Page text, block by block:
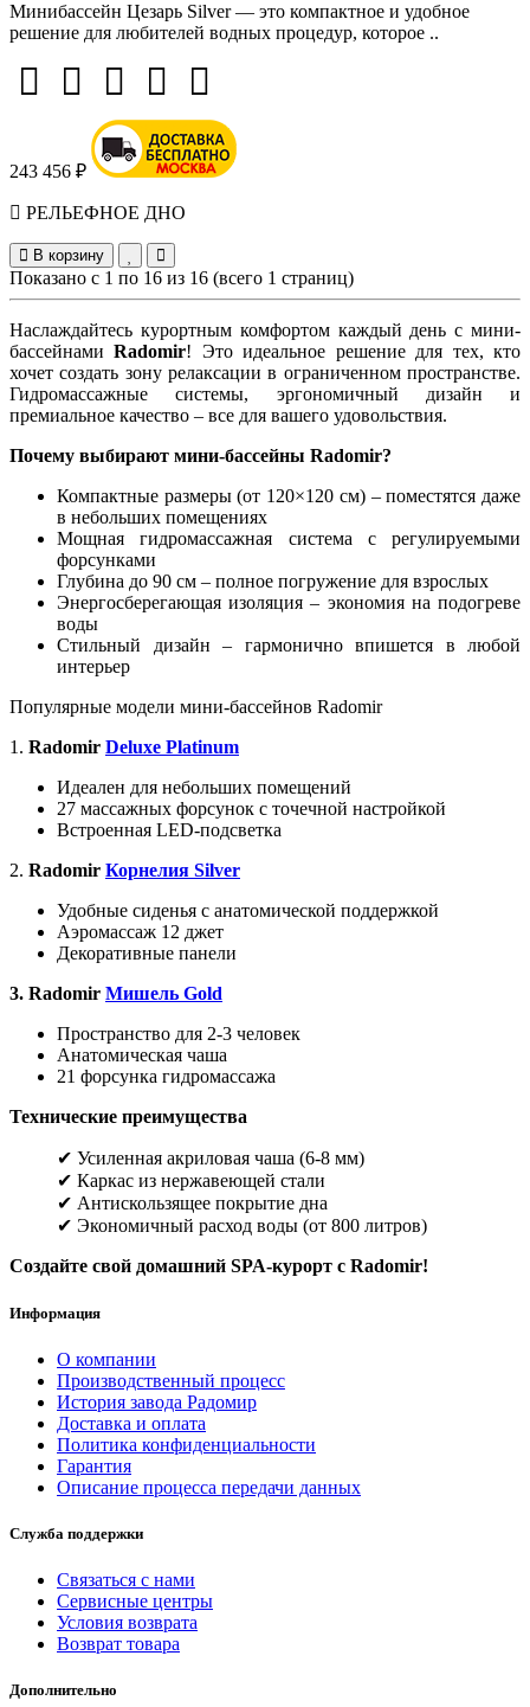
Минибассейн Цезарь Silver — это компактное и удобное
решение для любителей водных процедур, которое ..
243 456 ₽
РЕЛЬЕФНОЕ ДНО
В корзину
Показано с 1 по 16 из 16 (всего 1 страниц)
Наслаждайтесь курортным комфортом каждый день с мини-
бассейнамиRadomir! Это идеальное решение для тех, кто
хочет создать зону релаксации в ограниченном пространстве.
Гидромассажные системы, эргономичный дизайн и
премиальное качество – все для вашего удовольствия.
Почему выбирают мини-бассейны Radomir?
Компактные размеры (от 120×120 см) – поместятся даже
в небольших помещениях
Мощная гидромассажная система с регулируемыми
форсунками
Глубина до 90 см – полное погружение для взрослых
Энергосберегающая изоляция – экономия на подогреве
воды
Стильный дизайн – гармонично впишется в любой
интерьер
Популярные модели мини-бассейнов Radomir
1. Radomir Deluxe Platinum
Идеален для небольших помещений
27 массажных форсунок с точечной настройкой
Встроенная LED-подсветка
2. Radomir Корнелия Silver
Удобные сиденья с анатомической поддержкой
Аэромассаж 12 джет
Декоративные панели
3. Radomir Мишель Gold
Пространство для 2-3 человек
Анатомическая чаша
21 форсунка гидромассажа
Технические преимущества
✔ Усиленная акриловая чаша (6-8 мм)
✔ Каркас из нержавеющей стали
✔ Антискользящее покрытие дна
✔ Экономичный расход воды (от 800 литров)
Создайте свой домашний SPA-курорт с Radomir!
Информация
О компании
Производственный процесс
История завода Радомир
Доставка и оплата
Политика конфиденциальности
Гарантия
Описание процесса передачи данных
Служба поддержки
Связаться с нами
Сервисные центры
Условия возврата
Возврат товара
Дополнительно